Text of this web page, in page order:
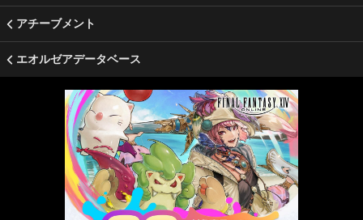
アチーブメント
エオルゼアデータベース